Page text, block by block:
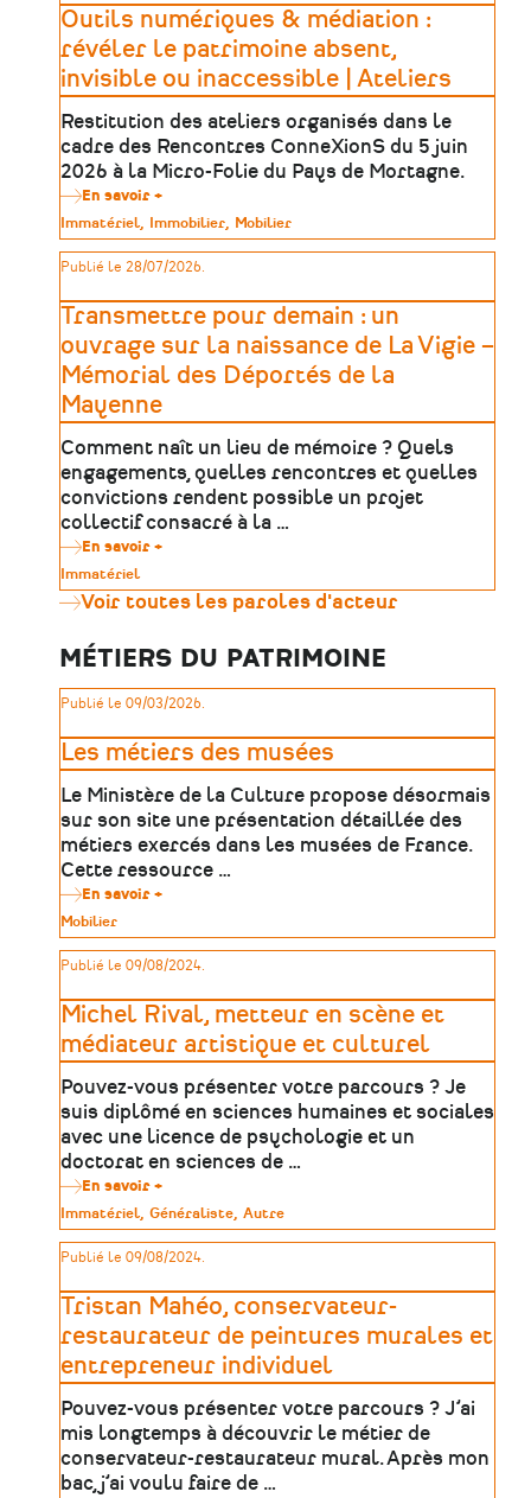
révéler
le
patrimoine
absent,
invisible
ou
inaccessible
|
Table
ronde
Outils numériques & médiation :
révéler le patrimoine absent,
invisible ou inaccessible | Ateliers
Restitution des ateliers organisés dans le
cadre des Rencontres ConneXionS du 5 juin
2026 à la Micro-Folie du Pays de Mortagne.
En savoir +
Outils
numériques
&
médiation
révéler
le
patrimoine
absent,
invisible
|
Ateliers
Type
de
patrimoine
Immatériel Immobilier Mobilier
Publié le 28/07/2026.
Transmettre pour demain : un
ouvrage sur la naissance de La Vigie –
Mémorial des Déportés de la
Mayenne
Comment naît un lieu de mémoire ? Quels
engagements, quelles rencontres et quelles
convictions rendent possible un projet
collectif consacré à la …
En savoir +
demain
ouvrage
sur
la
naissance
La
Vigie
Mémorial
des
Déportés
de
la
Type
de
patrimoine
Immatériel
Voir toutes les paroles d'acteur
MÉTIERS DU PATRIMOINE
Publié le 09/03/2026.
Les métiers des musées
Le Ministère de la Culture propose désormais
sur son site une présentation détaillée des
métiers exercés dans les musées de France.
Cette ressource …
En savoir +
des
musées
Type
de
patrimoine
Mobilier
Publié le 09/08/2024.
Michel Rival, metteur en scène et
médiateur artistique et culturel
Pouvez-vous présenter votre parcours ? Je
suis diplômé en sciences humaines et sociales
avec une licence de psychologie et un
doctorat en sciences de …
En savoir +
Michel
Rival,
metteur
en
et
médiateur
artistique
et
culturel
Type
de
patrimoine
Immatériel Généraliste Autre
Publié le 09/08/2024.
Tristan Mahéo, conservateur-
restaurateur de peintures murales et
entrepreneur individuel
Pouvez-vous présenter votre parcours ? J’ai
mis longtemps à découvrir le métier de
conservateur-restaurateur mural. Après mon
bac, j’ai voulu faire de …